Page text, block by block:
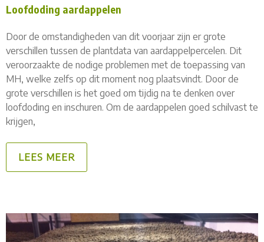
Loofdoding aardappelen
Door de omstandigheden van dit voorjaar zijn er grote
verschillen tussen de plantdata van aardappelpercelen. Dit
veroorzaakte de nodige problemen met de toepassing van
MH, welke zelfs op dit moment nog plaatsvindt. Door de
grote verschillen is het goed om tijdig na te denken over
loofdoding en inschuren. Om de aardappelen goed schilvast te
krijgen,
LEES MEER